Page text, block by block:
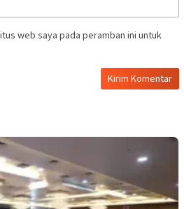
web saya pada peramban ini untuk